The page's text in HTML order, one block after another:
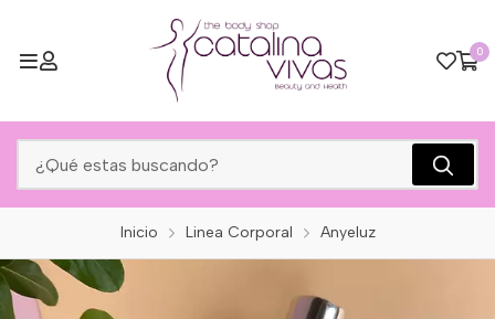
0
Inicio Linea Corporal Anyeluz